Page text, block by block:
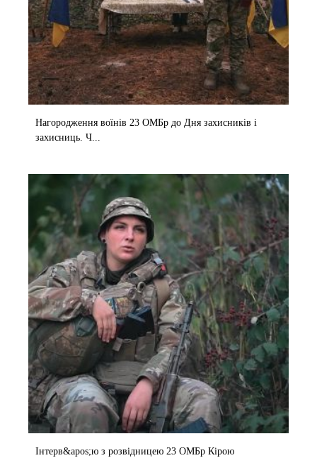
Нагородження воїнів 23 ОМБр до Дня захисників і
захисниць. Ч...
Інтерв&apos;ю з розвідницею 23 ОМБр Кірою